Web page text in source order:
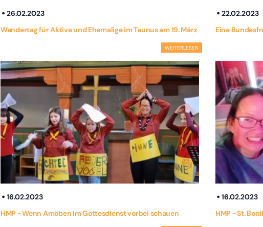
26.02.2023
Wandertag für Aktive und Ehemalige im Taunus am 19. März
WEITERLESEN
22.02.2023
Eine
16.02.2023
HMP - Wenn Amöben im Gottesdienst vorbei schauen
16.02.2023
HMP - St.